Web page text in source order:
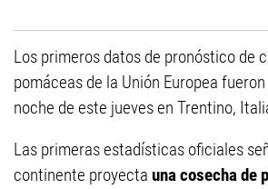
Los primeros datos de pronóstico de
pomáceas de la Unión Europea
noche de este jueves en Trentino,
Las primeras estadísticas oficiales
continente proyecta una cosecha de